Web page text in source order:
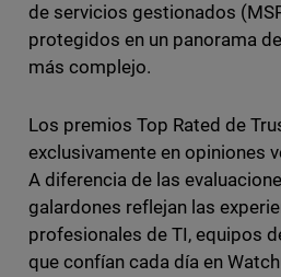
de servicios gestionados
protegidos en un panorama
más complejo.
Los premios Top Rated de
exclusivamente en opiniones
A diferencia de las
galardones reflejan las
profesionales de TI, equipos
que confían cada día en